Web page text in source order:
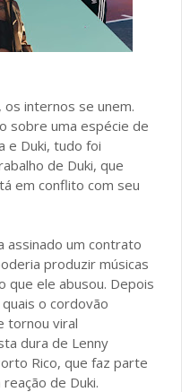
os internos se unem.
sobre uma espécie de
e Duki, tudo foi
de Duki, que
em conflito com seu
assinado um contrato
produzir músicas
que ele abusou. Depois
o cordovão
tornou viral
dura de Lenny
Rico, que faz parte
de Duki.